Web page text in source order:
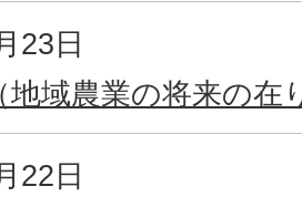
23日
地域農業の将来の在
22日